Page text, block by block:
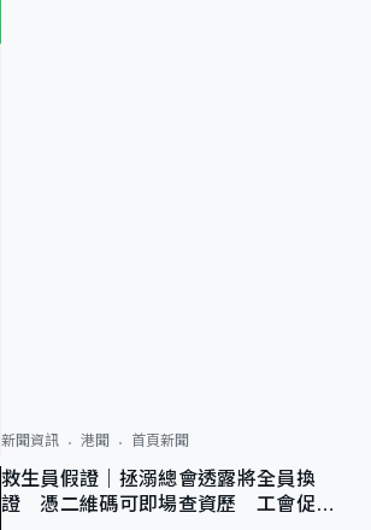
新聞資訊 港聞 首頁新聞
救生員假證｜拯溺總會透露將全員換
證 憑二維碼可即場查資歷 工會促加